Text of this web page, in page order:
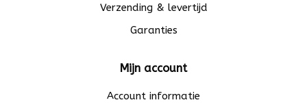
Verzending & levertijd
Garanties
Mijn account
Account informatie